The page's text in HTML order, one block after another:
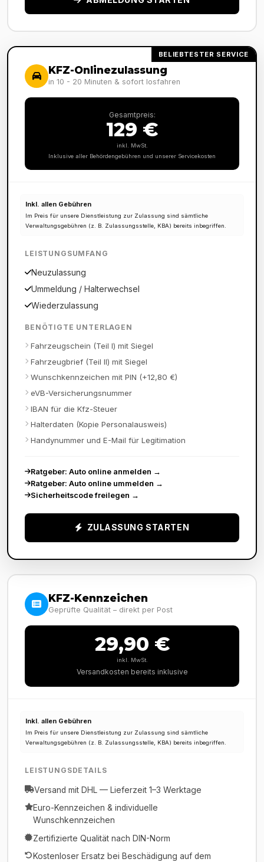
BELIEBTESTER SERVICE
KFZ-Onlinezulassung
in 10 - 20 Minuten & sofort losfahren
Gesamtpreis:
129 €
inkl. MwSt.
Inklusive aller Behördengebühren und unserer Servicekosten
Inkl. allen Gebühren
Im Preis für unsere Dienstleistung zur Zulassung sind sämtliche
Verwaltungsgebühren (z. B. Zulassungsstelle, KBA) bereits inbegriffen.
LEISTUNGSUMFANG
Neuzulassung
Ummeldung / Halterwechsel
Wiederzulassung
BENÖTIGTE UNTERLAGEN
Fahrzeugschein (Teil I) mit Siegel
Fahrzeugbrief (Teil II) mit Siegel
Wunschkennzeichen mit PIN (+12,80 €)
eVB-Versicherungsnummer
IBAN für die Kfz-Steuer
Halterdaten (Kopie Personalausweis)
Handynummer und E-Mail für Legitimation
Ratgeber: Auto online anmelden →
Ratgeber: Auto online ummelden →
Sicherheitscode freilegen →
ZULASSUNG STARTEN
KFZ-Kennzeichen
Geprüfte Qualität – direkt per Post
29,90 €
inkl. MwSt.
Versandkosten bereits inklusive
Inkl. allen Gebühren
Im Preis für unsere Dienstleistung zur Zulassung sind sämtliche
Verwaltungsgebühren (z. B. Zulassungsstelle, KBA) bereits inbegriffen.
LEISTUNGSDETAILS
Versand mit DHL — Lieferzeit 1–3 Werktage
Euro-Kennzeichen & individuelle
Wunschkennzeichen
Zertifizierte Qualität nach DIN-Norm
Kostenloser Ersatz bei Beschädigung auf dem